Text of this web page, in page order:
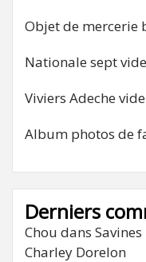
Objet de mercerie
Nationale sept
Viviers Adeche
Album photos de
Derniers
Chou dans
Charley Dorelon